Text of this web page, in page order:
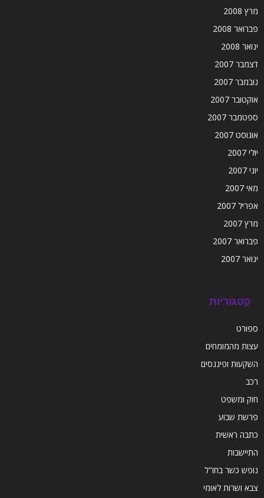
מרץ 2008
פברואר 2008
ינואר 2008
דצמבר 2007
נובמבר 2007
אוקטובר 2007
ספטמבר 2007
אוגוסט 2007
יולי 2007
יוני 2007
מאי 2007
אפריל 2007
מרץ 2007
פברואר 2007
ינואר 2007
קטגוריות
ספורט
עצות מהמומחים
השקעות ופיננסים
רכב
חוק ומשפט
פרשת שבוע
כתבה ראשית
התיישבות
נופש כשר בחו"ל
צבא ושרות לאומי